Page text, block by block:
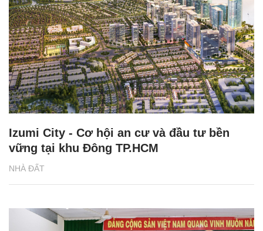
NHÀ ĐẤT
Izumi City - Cơ hội an cư và đầu tư bền
vững tại khu Đông TP.HCM